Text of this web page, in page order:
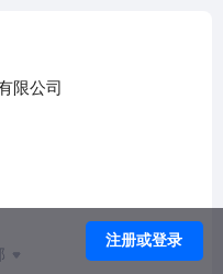
限公司
注册或登录